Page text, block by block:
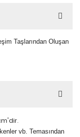
Taşlarından Oluşan
vb. Temasından